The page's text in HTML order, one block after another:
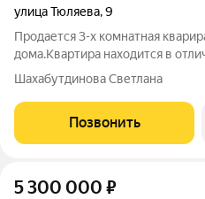
улица Тюляева,9
Продается 3-х комнатная
дома.Квартира находится в
центр,большая детская
спортом для взрослых.Много
ремонт.Есть большая
Шахабутдинова Светлана
Позвонить
5 300 000 ₽